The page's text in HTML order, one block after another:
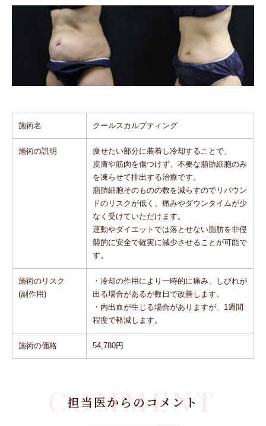
施術名 クールスカルプティング
施術の説明
痩せたい部分に装着し冷却することで、
皮膚や筋肉を傷つけず、不要な脂肪細胞のみ
を凍らせて排出する治療です。
脂肪細胞そのものの数を減らすのでリバウン
ドのリスクが低く、痛みやダウンタイムが少
なく受けていただけます。
運動やダイエットでは落とせない脂肪を非侵
襲的に安全で確実に減少させることが可能で
す。
施術のリスク
(副作用)
・冷却の作用により一時的に痛み、しびれが
出る場合があるが数日で改善します。
・内出血が生じる場合がありますが、1週間
程度で軽減します。
施術の価格 54,780円
担当医からのコメント
COMMENT